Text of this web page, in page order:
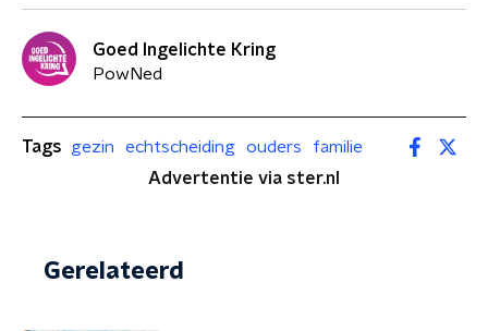
Goed Ingelichte Kring
PowNed
Tags gezin echtscheiding ouders
familie
Advertentie via ster.nl
Gerelateerd